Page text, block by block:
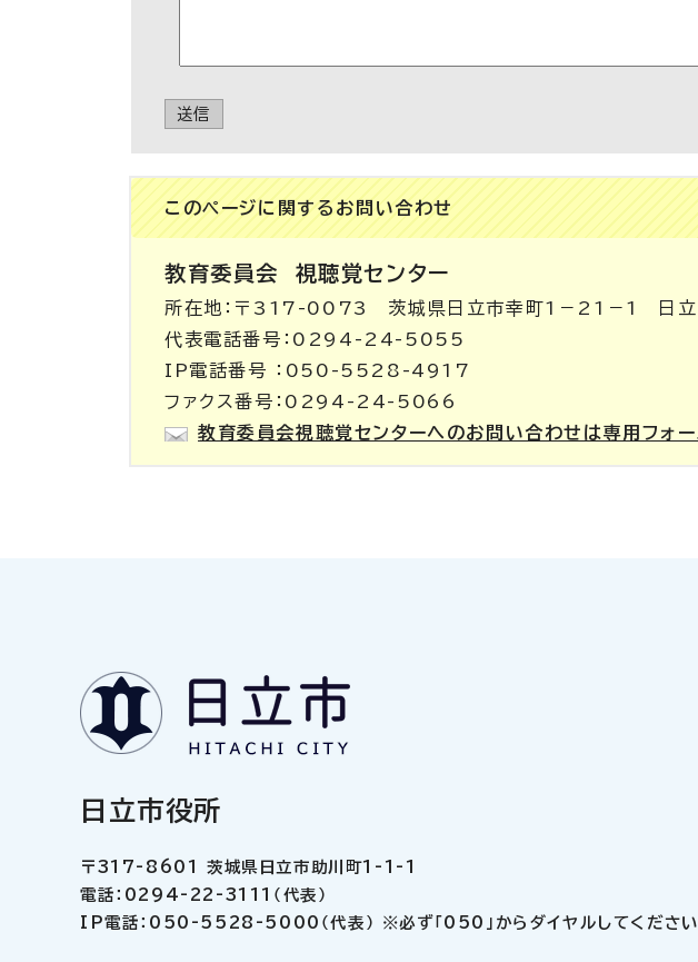
送信
このページに関する お問い合わせ
教育委員会 視聴覚センター
所在地：〒317-0073 茨城県日立市幸町1－21－1 日立シ
代表電話番号：0294-24-5055
IP電話番号 ：050-5528-4917
ファクス番号：0294-24-5066
教育委員会視聴覚センターへのお問い合わせは専用フォー
日立市役所
〒317-8601 茨城県日立市助川町1-1-1
電話：0294-22-3111（代表）
IP電話：050-5528-5000（代表） ※必ず「050」からダイヤルしてください